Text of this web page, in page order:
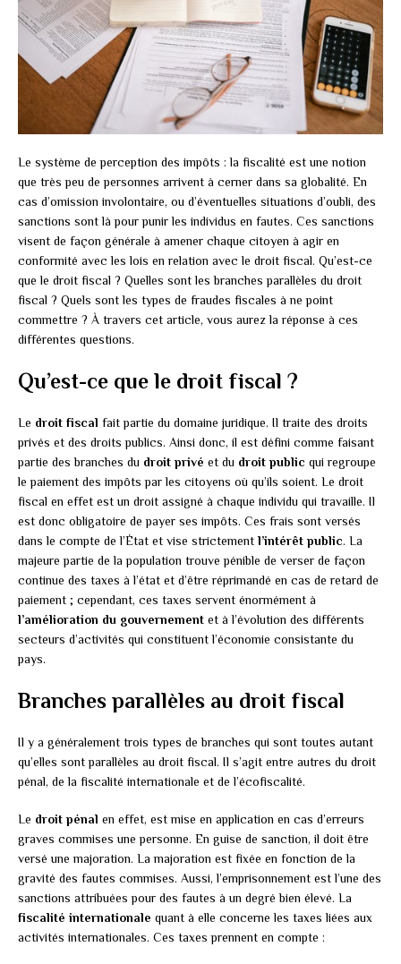
Le système de perception des impôts : la fiscalité est une notion
que très peu de personnes arrivent à cerner dans sa globalité. En
cas d’omission involontaire, ou d’éventuelles situations d’oubli, des
sanctions sont là pour punir les individus en fautes. Ces sanctions
visent de façon générale à amener chaque citoyen à agir en
conformité avec les lois en relation avec le droit fiscal. Qu’est-ce
que le droit fiscal ? Quelles sont les branches parallèles du droit
fiscal ? Quels sont les types de fraudes fiscales à ne point
commettre ? À travers cet article, vous aurez la réponse à ces
différentes questions.
Qu’est-ce que le droit fiscal ?
Le droit fiscal fait partie du domaine juridique. Il traite des droits
privés et des droits publics. Ainsi donc, il est défini comme faisant
partie des branches du droit privé et du droit public qui regroupe
le paiement des impôts par les citoyens où qu’ils soient. Le droit
fiscal en effet est un droit assigné à chaque individu qui travaille. Il
est donc obligatoire de payer ses impôts. Ces frais sont versés
dans le compte de l’État et vise strictement l’intérêt public. La
majeure partie de la population trouve pénible de verser de façon
continue des taxes à l’état et d’être réprimandé en cas de retard de
paiement ; cependant, ces taxes servent énormément à
l’amélioration du gouvernement et à l’évolution des différents
secteurs d’activités qui constituent l’économie consistante du
pays.
Branches parallèles au droit fiscal
Il y a généralement trois types de branches qui sont toutes autant
qu’elles sont parallèles au droit fiscal. Il s’agit entre autres du droit
pénal, de la fiscalité internationale et de l’écofiscalité.
Le droit pénal en effet, est mise en application en cas d’erreurs
graves commises une personne. En guise de sanction, il doit être
versé une majoration. La majoration est fixée en fonction de la
gravité des fautes commises. Aussi, l’emprisonnement est l’une des
sanctions attribuées pour des fautes à un degré bien élevé. La
fiscalité internationale quant à elle concerne les taxes liées aux
activités internationales. Ces taxes prennent en compte :